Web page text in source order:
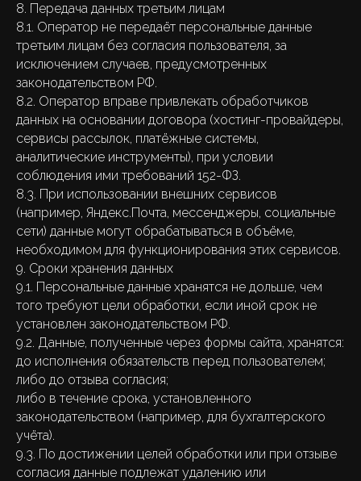
8. Передача данных третьим лицам
8.1. Оператор не передаёт персональные данные
третьим лицам без согласия пользователя, за
исключением случаев, предусмотренных
законодательством РФ.
8.2. Оператор вправе привлекать обработчиков
данных на основании договора (хостинг-провайдеры,
сервисы рассылок, платёжные системы,
аналитические инструменты), при условии
соблюдения ими требований 152-ФЗ.
8.3. При использовании внешних сервисов
(например, Яндекс.Почта, мессенджеры, социальные
сети) данные могут обрабатываться в объёме,
необходимом для функционирования этих сервисов.
9. Сроки хранения данных
9.1. Персональные данные хранятся не дольше, чем
того требуют цели обработки, если иной срок не
установлен законодательством РФ.
9.2. Данные, полученные через формы сайта, хранятся:
до исполнения обязательств перед пользователем;
либо до отзыва согласия;
либо в течение срока, установленного
законодательством (например, для бухгалтерского
учёта).
9.3. По достижении целей обработки или при отзыве
согласия данные подлежат удалению или